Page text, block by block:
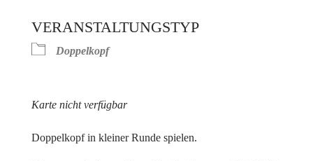
VERANSTALTUNGSTYP
Doppelkopf
Karte nicht verfügbar
Doppelkopf in kleiner Runde spielen.